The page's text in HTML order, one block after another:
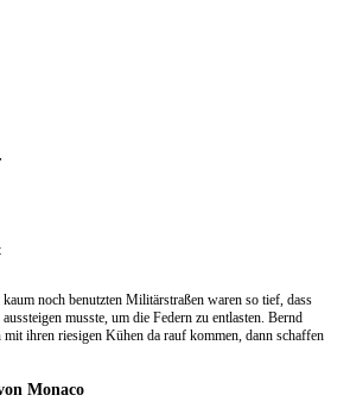
noch benutzten Militärstraßen waren so tief, dass
musste, um die Federn zu entlasten. Bernd
ihren riesigen Kühen da rauf kommen, dann schaffen
Monaco